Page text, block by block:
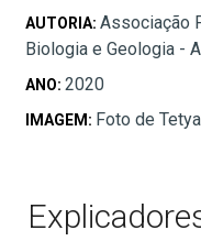
AUTORIA: Associação
Biologia e Geologia -
ANO: 2020
IMAGEM: Foto de